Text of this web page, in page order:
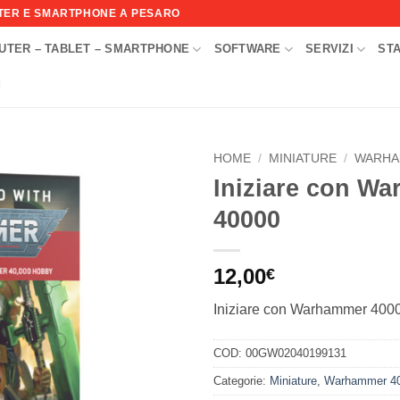
E SMARTPHONE A PESARO
– TABLET – SMARTPHONE SOFTWARE SERVIZI
HOME / MINIATURE /
Iniziare con
40000
12,00€
Iniziare con Warhammer
COD: 00GW02040199131
Categorie: Miniature Warhammer